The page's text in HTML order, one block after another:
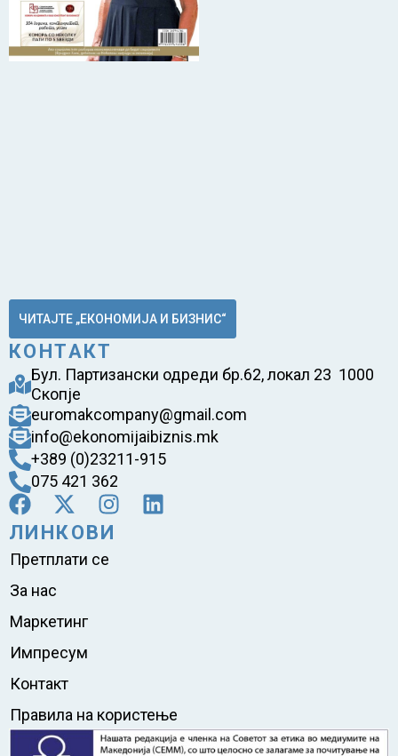
ЧИТАЈТЕ „ЕКОНОМИЈА И БИЗНИС“
КОНТАКТ
Бул. Партизански одреди бр.62, локал 23 1000
Скопје
euromakcompany@gmail.com
info@ekonomijaibiznis.mk
+389 (0)23211-915
075 421 362
ЛИНКОВИ
Претплати се
За нас
Маркетинг
Импресум
Контакт
Правила на користење